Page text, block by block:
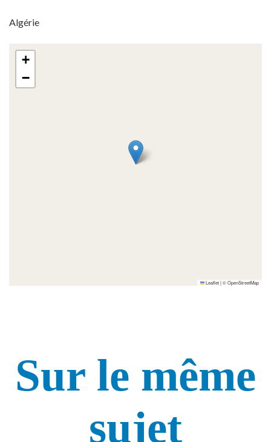
Algérie
+
−
Leaflet|©OpenStreetMap
Sur le même
sujet